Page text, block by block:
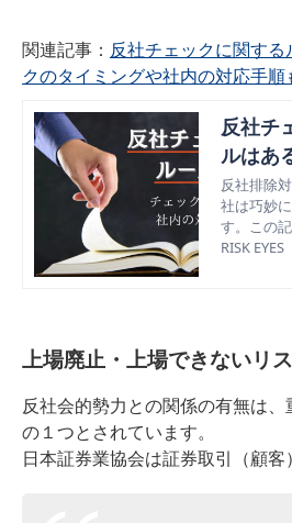
関連記事： 反社チェックに関す
クのタイミングや社内の対応手順
反社チ
ルはあ
ミング
解説
反社排除
社は巧妙
す。この
関するル
RISK EYES
上場廃止・上場できないリ
反社会的勢力との関係の有無は
の１つとされています。
日本証券業協会は証券取引（顧